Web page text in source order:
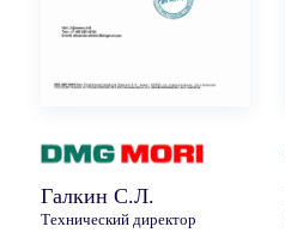
Галкин С.Л.
Технический директор